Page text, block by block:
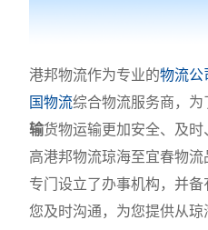
港邦物流作为专业的物流公
国物流综合物流服务商，为
输货物运输更加安全、及
高港邦物流琼海至宜春物
专门设立了办事机构，并
您及时沟通，为您提供从